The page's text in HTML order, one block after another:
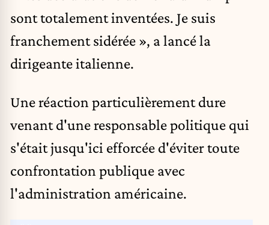
sont totalement inventées. Je suis
franchement sidérée », a lancé la
dirigeante italienne.
Une réaction particulièrement dure
venant d'une responsable politique qui
s'était jusqu'ici efforcée d'éviter toute
confrontation publique avec
l'administration américaine.